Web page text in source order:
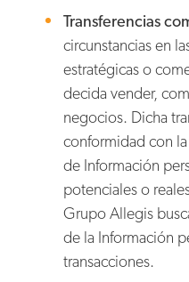
Transferencias
circunstancias en
estratégicas o
decida vender,
negocios. Dicha
conformidad con
de Información
potenciales o
Grupo Allegis
de la Información
transacciones.